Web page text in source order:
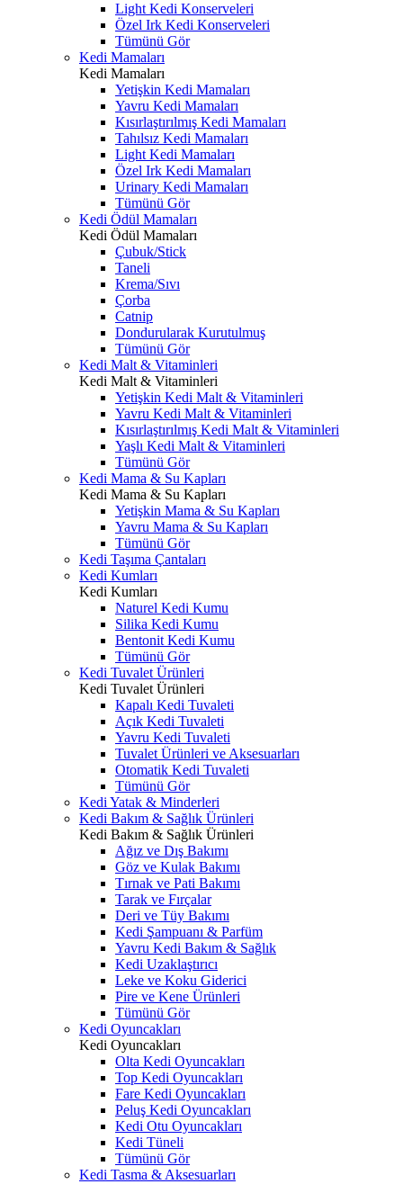
Light Kedi Konserveleri
Özel Irk Kedi Konserveleri
Tümünü Gör
Kedi Mamaları
Kedi Mamaları
Yetişkin Kedi Mamaları
Yavru Kedi Mamaları
Kısırlaştırılmış Kedi Mamaları
Tahılsız Kedi Mamaları
Light Kedi Mamaları
Özel Irk Kedi Mamaları
Urinary Kedi Mamaları
Tümünü Gör
Kedi Ödül Mamaları
Kedi Ödül Mamaları
Çubuk/Stick
Taneli
Krema/Sıvı
Çorba
Catnip
Dondurularak Kurutulmuş
Tümünü Gör
Kedi Malt & Vitaminleri
Kedi Malt & Vitaminleri
Yetişkin Kedi Malt & Vitaminleri
Yavru Kedi Malt & Vitaminleri
Kısırlaştırılmış Kedi Malt & Vitaminleri
Yaşlı Kedi Malt & Vitaminleri
Tümünü Gör
Kedi Mama & Su Kapları
Kedi Mama & Su Kapları
Yetişkin Mama & Su Kapları
Yavru Mama & Su Kapları
Tümünü Gör
Kedi Taşıma Çantaları
Kedi Kumları
Kedi Kumları
Naturel Kedi Kumu
Silika Kedi Kumu
Bentonit Kedi Kumu
Tümünü Gör
Kedi Tuvalet Ürünleri
Kedi Tuvalet Ürünleri
Kapalı Kedi Tuvaleti
Açık Kedi Tuvaleti
Yavru Kedi Tuvaleti
Tuvalet Ürünleri ve Aksesuarları
Otomatik Kedi Tuvaleti
Tümünü Gör
Kedi Yatak & Minderleri
Kedi Bakım & Sağlık Ürünleri
Kedi Bakım & Sağlık Ürünleri
Ağız ve Dış Bakımı
Göz ve Kulak Bakımı
Tırnak ve Pati Bakımı
Tarak ve Fırçalar
Deri ve Tüy Bakımı
Kedi Şampuanı & Parfüm
Yavru Kedi Bakım & Sağlık
Kedi Uzaklaştırıcı
Leke ve Koku Giderici
Pire ve Kene Ürünleri
Tümünü Gör
Kedi Oyuncakları
Kedi Oyuncakları
Olta Kedi Oyuncakları
Top Kedi Oyuncakları
Fare Kedi Oyuncakları
Peluş Kedi Oyuncakları
Kedi Otu Oyuncakları
Kedi Tüneli
Tümünü Gör
Kedi Tasma & Aksesuarları